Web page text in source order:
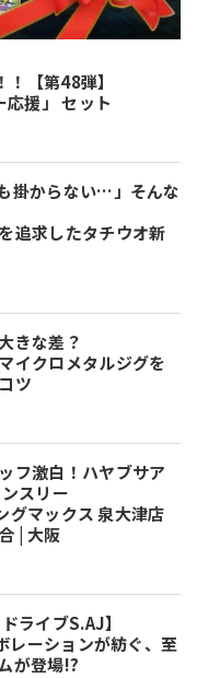
【第48弾】
援」 セット
掛からない…」そんな
追求したタチウオ新
きな差？
イクロメタルジグを
ツ
フ激白！ハヤブサア
スリー
グマックス 泉大津店
| 大阪
ライブS.AJ】
レーションが紡ぐ、至
が登場!?